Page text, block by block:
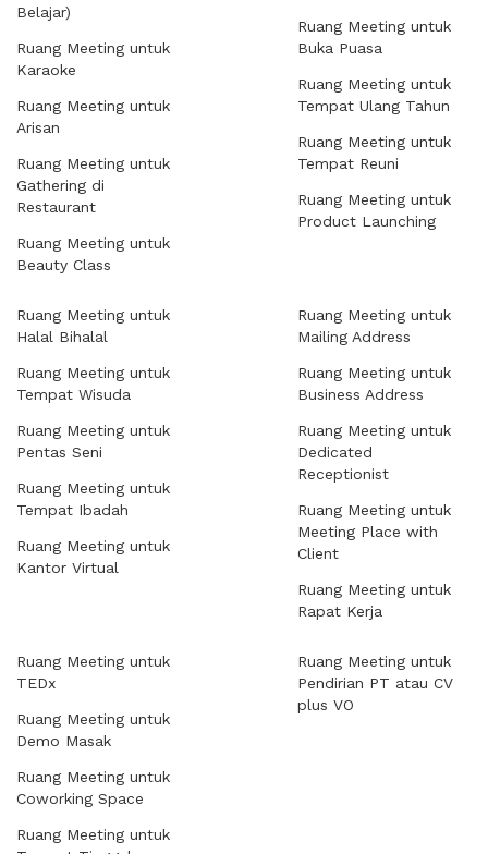
Belajar)
Ruang Meeting untuk
Karaoke
Ruang Meeting untuk
Arisan
Ruang Meeting untuk
Gathering di
Restaurant
Ruang Meeting untuk
Beauty Class
Ruang Meeting untuk
Buka Puasa
Ruang Meeting untuk
Tempat Ulang Tahun
Ruang Meeting untuk
Tempat Reuni
Ruang Meeting untuk
Product Launching
Ruang Meeting untuk
Halal Bihalal
Ruang Meeting untuk
Tempat Wisuda
Ruang Meeting untuk
Pentas Seni
Ruang Meeting untuk
Tempat Ibadah
Ruang Meeting untuk
Kantor Virtual
Ruang Meeting untuk
Mailing Address
Ruang Meeting untuk
Business Address
Ruang Meeting untuk
Dedicated
Receptionist
Ruang Meeting untuk
Meeting Place with
Client
Ruang Meeting untuk
Rapat Kerja
Ruang Meeting untuk
TEDx
Ruang Meeting untuk
Demo Masak
Ruang Meeting untuk
Coworking Space
Ruang Meeting untuk
Ruang Meeting untuk
Pendirian PT atau CV
plus VO